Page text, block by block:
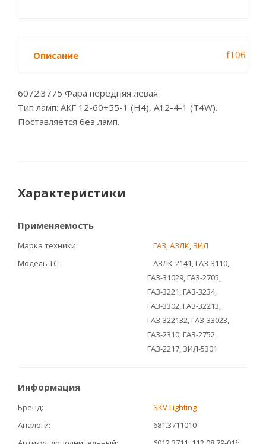
Описание
6072.3775 Фара передняя левая
Тип ламп: АКГ 12-60+55-1 (Н4), А12-4-1 (Т4W).
Поставляется без ламп.
Характеристики
Применяемость
Марка техники ГАЗ,АЗЛК, ЗИЛ
Модель ТС
АЗЛК-2141, ГАЗ-3110,
ГАЗ-31029, ГАЗ-2705,
ГАЗ-3221, ГАЗ-3234,
ГАЗ-3302, ГАЗ-32213,
ГАЗ-322132, ГАЗ-33023,
ГАЗ-2310, ГАЗ-2752,
ГАЗ-2217, ЗИЛ-5301
Информация
Бренд
SKV Lighting
Аналоги
681.3711010